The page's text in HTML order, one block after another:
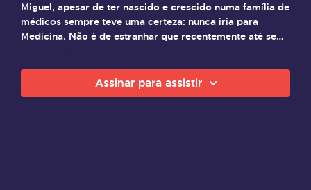
Miguel, apesar de ter nascido e crescido numa família de
médicos sempre teve uma certeza: nunca iria para
Medicina. Não é de estranhar que recentemente até se
Assinar para assistir